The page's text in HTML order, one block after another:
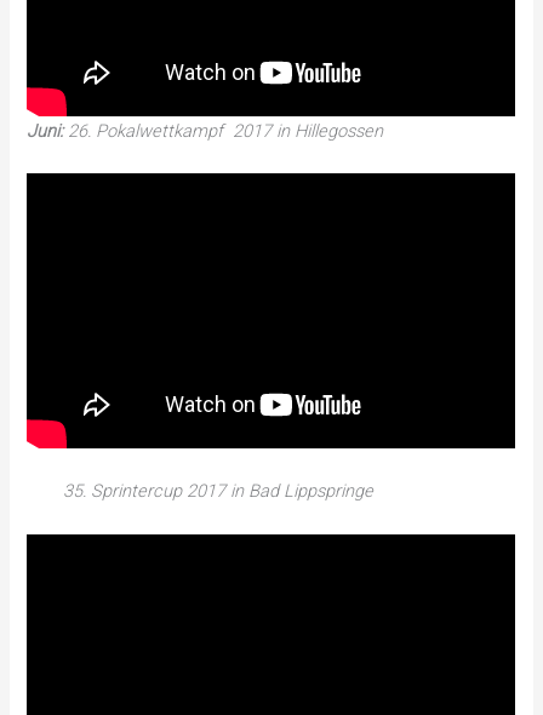
Juni:26. Pokalwettkampf 2017 in Hillegossen
35. Sprintercup 2017 in Bad Lippspringe